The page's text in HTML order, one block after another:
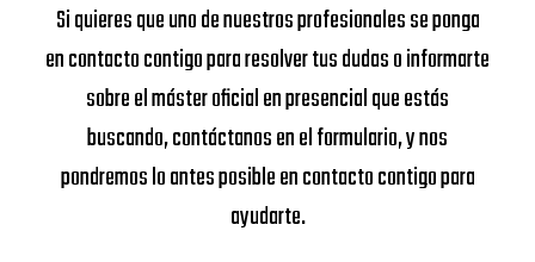
Si quieres que uno de nuestros profesionales se ponga
en contacto contigo para resolver tus dudas o informarte
sobre el máster oficial en presencial que estás
buscando, contáctanos en el formulario, y nos
pondremos lo antes posible en contacto contigo para
ayudarte.